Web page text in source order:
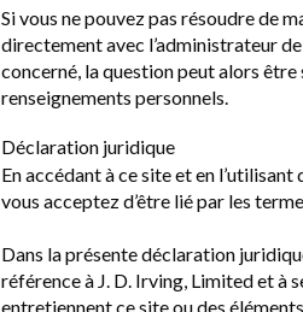
Si vous ne pouvez pas résoudre de
directement avec l’administrateur
concerné, la question peut alors
renseignements personnels.
Déclaration juridique
En accédant à ce site et en
vous acceptez d’être lié par les
Dans la présente déclaration
référence à J. D. Irving, Limited et à
entretiennent ce site ou des